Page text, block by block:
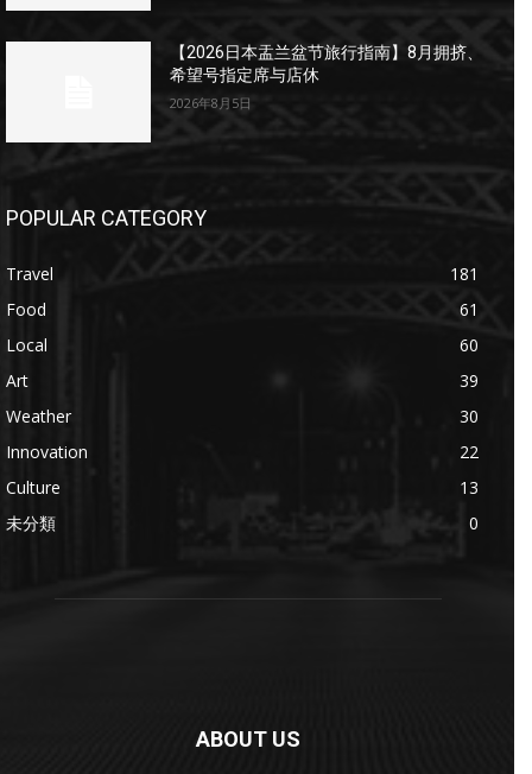
【2026日本盂兰盆节旅行指南】8月拥挤、
希望号指定席与店休
2026年8月5日
POPULAR CATEGORY
Travel
181
Food
61
Local
60
Art
39
Weather
30
Innovation
22
Culture
13
未分類
0
ABOUT US